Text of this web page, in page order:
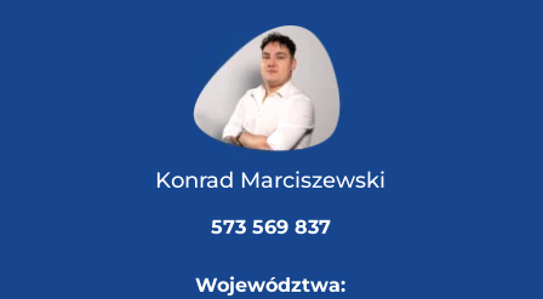
Konrad Marciszewski
573 569 837
Województwa: